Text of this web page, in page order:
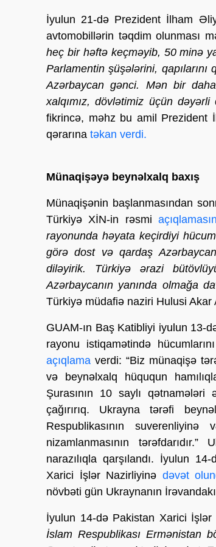
İyulun 21-də Prezident İlham
avtomobillərin təqdim olunması
heç bir həftə keçməyib, 50 minə
Parlamentin şüşələrini,
Azərbaycan gənci. Mən bir
xalqımız, dövlətimiz üçün dəyərli
fikrincə, məhz bu amil Prezident
qərarına təkan verdi.
Münaqişəyə beynəlxalq baxış
Münaqişənin başlanmasından
Türkiyə XİN-in rəsmi
rayonunda həyata keçirdiyi
görə dost və qardaş
diləyirik. Türkiyə ərazi
Azərbaycanın yanında olmağa
Türkiyə müdafiə naziri Hulusi
GUAM-ın Baş Katibliyi iyulun 13-
rayonu istiqamətində
açıqlama verdi: “Biz münaqişə
və beynəlxalq hüququn
Şurasının 10 saylı
çağırırıq. Ukrayna tərəfi
Respublikasının
nizamlanmasının
narazılıqla qarşılandı. İyulun
Xarici İşlər Nazirliyinə dəvət
növbəti gün Ukraynanın
İyulun 14-də Pakistan Xarici
İslam Respublikası Ermənistan